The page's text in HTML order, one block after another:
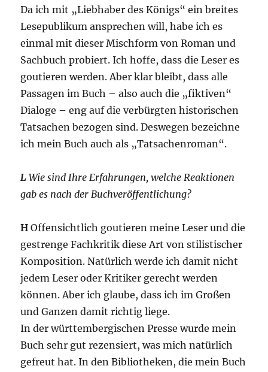
Da ich mit „Liebhaber des Königs“ ein breites
Lesepublikum ansprechen will, habe ich es
einmal mit dieser Mischform von Roman und
Sachbuch probiert. Ich hoffe, dass die Leser es
goutieren werden. Aber klar bleibt, dass alle
Passagen im Buch – also auch die „fiktiven“
Dialoge – eng auf die verbürgten historischen
Tatsachen bezogen sind. Deswegen bezeichne
ich mein Buch auch als „Tatsachenroman“.
L Wie sind Ihre Erfahrungen, welche Reaktionen
gab es nach der Buchveröffentlichung?
H Offensichtlich goutieren meine Leser und die
gestrenge Fachkritik diese Art von stilistischer
Komposition. Natürlich werde ich damit nicht
jedem Leser oder Kritiker gerecht werden
können. Aber ich glaube, dass ich im Großen
und Ganzen damit richtig liege.
In der württembergischen Presse wurde mein
Buch sehr gut rezensiert, was mich natürlich
gefreut hat. In den Bibliotheken, die mein Buch